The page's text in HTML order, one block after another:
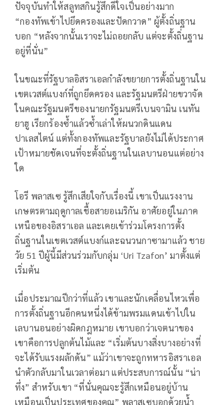
ปัจจุบันทำให้สลูทสกินรู้สึกดีใจเป็นอย่างมาก
“กองทัพเข้าไปยึดครองและปัดกวาด” ผู้ตั้งถิ่นฐาน
บอก “หลังจากนั้นเราจะไม่ถอยกลับ แต่จะตั้งถิ่นฐาน
อยู่ที่นั่น”
ในขณะที่รัฐบาลอิสราเอลกำลังขยายการตั้งถิ่นฐานใน
เขตเวสต์แบงก์ที่ถูกยึดครอง และรัฐมนตรีฝ่ายขวาจัด
ในคณะรัฐมนตรีของนายกรัฐมนตรีเบนจามิน เนทัน
ยาฮู เรียกร้องซ้ำแล้วซ้ำเล่าให้ผนวกดินแดน
ปาเลสไตน์ แต่ทั้งกองทัพและรัฐบาลยังไม่ได้ประกาศ
เป้าหมายชัดเจนที่จะตั้งถิ่นฐานในเลบานอนแต่อย่าง
ใด
โอรี พลาสเซ รู้สึกเสียใจกับเรื่องนี้ เขาเป็นแรงงาน
เกษตรตามฤดูกาลเชื้อสายอเมริกัน อาศัยอยู่ในภาค
เหนือของอิสราเอล และเคยเข้าร่วมโครงการตั้ง
ถิ่นฐานในเขตเวสต์แบงก์และฉนวนกาซามาแล้ว ชาย
วัย 51 ปีผู้นี้มีส่วนร่วมกับกลุ่ม ‘Uri Tzafon’ มาตั้งแต่
เริ่มต้น
เมื่อประมาณปีกว่าที่แล้ว เขาและนักเคลื่อนไหวเพื่อ
การตั้งถิ่นฐานอีกคนหนึ่งได้ข้ามพรมแดนเข้าไปใน
เลบานอนอย่างผิดกฎหมาย เขาบอกว่าเจตนาของ
เขาคือการปลูกต้นไม้และ “เริ่มต้นบางสิ่งบางอย่างที่
จะได้รับแรงผลักดัน” แม้ว่าเขาจะถูกทหารอิสราเอล
นำตัวกลับมาในเวลาต่อมา แต่ประสบการณ์นั้น “น่า
ทึ่ง” สำหรับเขา “ที่นั่นคุณจะรู้สึกเหมือนอยู่บ้าน
เหมือนเป็นประเทศของคุณ” พลาสเซบอกด้วยน้ำ